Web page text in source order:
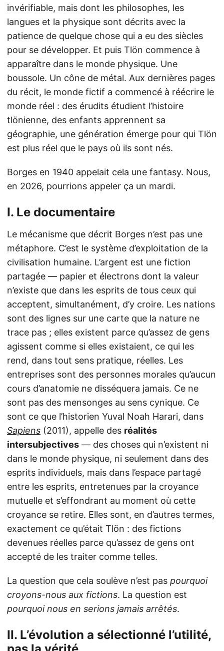
invérifiable, mais dont les philosophes, les
langues et la physique sont décrits avec la
patience de quelque chose qui a eu des siècles
pour se développer. Et puis Tlön commence à
apparaître dans le monde physique. Une
boussole. Un cône de métal. Aux dernières pages
du récit, le monde fictif a commencé à réécrire le
monde réel : des érudits étudient l’histoire
tlönienne, des enfants apprennent sa
géographie, une génération émerge pour qui Tlön
est plus réel que le pays où ils sont nés.
Borges en 1940 appelait cela une fantasy. Nous,
en 2026, pourrions appeler ça un mardi.
I. Le documentaire
Le mécanisme que décrit Borges n’est pas une
métaphore. C’est le système d’exploitation de la
civilisation humaine. L’argent est une fiction
partagée — papier et électrons dont la valeur
n’existe que dans les esprits de tous ceux qui
acceptent, simultanément, d’y croire. Les nations
sont des lignes sur une carte que la nature ne
trace pas ; elles existent parce qu’assez de gens
agissent comme si elles existaient, ce qui les
rend, dans tout sens pratique, réelles. Les
entreprises sont des personnes morales qu’aucun
cours d’anatomie ne disséquera jamais. Ce ne
sont pas des mensonges au sens cynique. Ce
sont ce que l’historien Yuval Noah Harari, dans
Sapiens (2011), appelle des réalités
intersubjectives — des choses qui n’existent ni
dans le monde physique, ni seulement dans des
esprits individuels, mais dans l’espace partagé
entre les esprits, entretenues par la croyance
mutuelle et s’effondrant au moment où cette
croyance se retire. Elles sont, en d’autres termes,
exactement ce qu’était Tlön : des fictions
devenues réelles parce qu’assez de gens ont
accepté de les traiter comme telles.
La question que cela soulève n’est pas pourquoi
croyons-nous aux fictions. La question est
pourquoi nous en serions jamais arrêtés.
II. L’évolution a sélectionné l’utilité,